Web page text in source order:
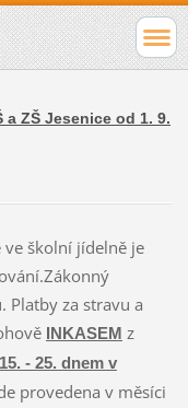
ZŠ Jesenice od 1. 9.
školní jídelně je
Platby za stravu a
INKASEM z
15. - 25. dnem v
provedena v měsíci